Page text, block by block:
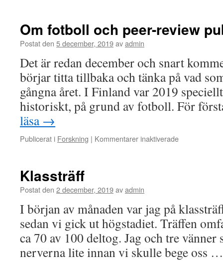
Om fotboll och peer-review
Postat den 5 december, 2019avadmin
Det är redan december och snart
börjar titta tillbaka och tänka på vad
gångna året. I Finland var 2019
historiskt, på grund av fotboll. För
läsa →
Publicerat i Forskning | Kommentarer inaktiveradeför
Klassträff
Postat den 2 december, 2019avadmin
I början av månaden var jag på
sedan vi gick ut högstadiet. Träffen
ca 70 av 100 deltog. Jag och tre vänner
nerverna lite innan vi skulle bege oss